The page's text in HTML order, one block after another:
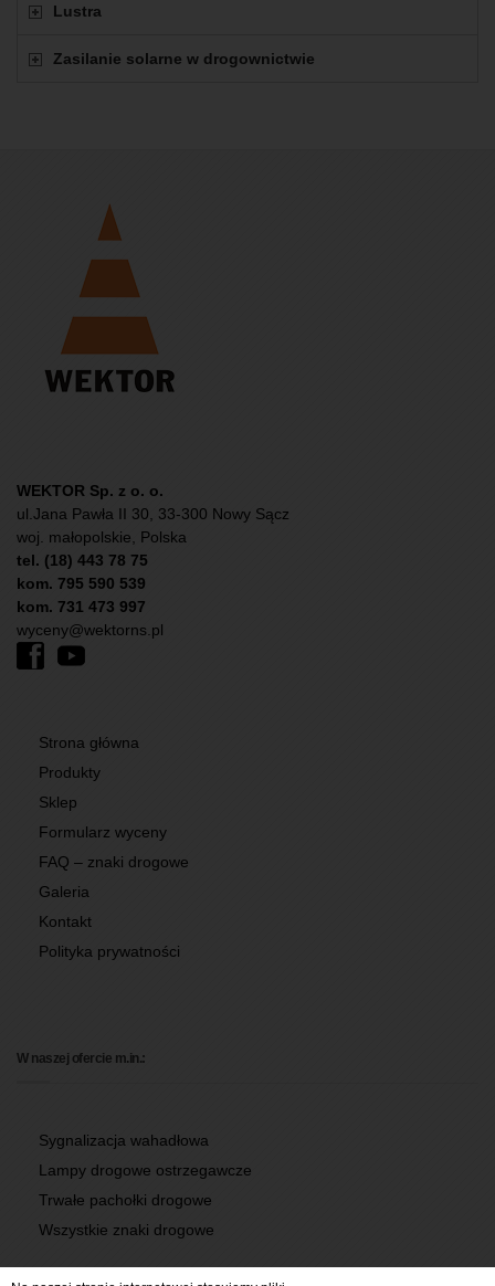
Lustra
Zasilanie solarne w drogownictwie
WEKTOR Sp. z o. o.
ul.Jana Pawła II 30, 33-300 Nowy Sącz
woj. małopolskie, Polska
tel. (18) 443 78 75
kom. 795 590 539
kom. 731 473 997
wyceny@wektorns.pl
Strona główna
Produkty
Sklep
Formularz wyceny
FAQ – znaki drogowe
Galeria
Kontakt
Polityka prywatności
W naszej ofercie m.in.:
Sygnalizacja wahadłowa
Lampy drogowe ostrzegawcze
Trwałe pachołki drogowe
Wszystkie znaki drogowe